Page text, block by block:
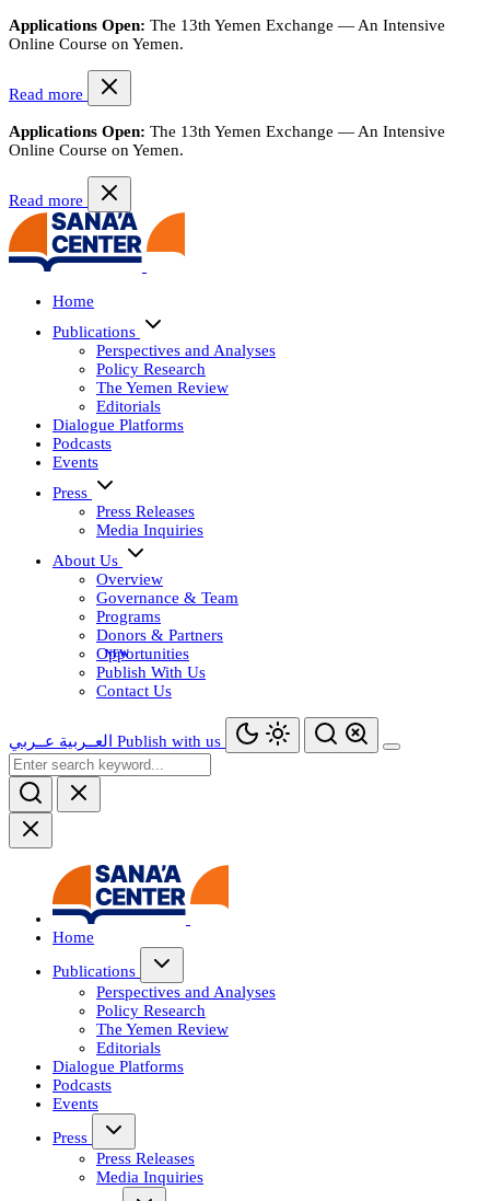
Applications Open: The 13th Yemen Exchange — An Intensive
Online Course on Yemen.
Read more
Applications Open: The 13th Yemen Exchange — An Intensive
Online Course on Yemen.
Read more
Home
Publications
Perspectives and Analyses
Policy Research
The Yemen Review
Editorials
Dialogue Platforms
Podcasts
Events
Press
Press Releases
Media Inquiries
About Us
Overview
Governance & Team
Programs
Donors & Partners
Opportunities
Publish With Us
Contact Us
العــربية عــربي Publish with us
Home
Publications
Perspectives and Analyses
Policy Research
The Yemen Review
Editorials
Dialogue Platforms
Podcasts
Events
Press
Press Releases
Media Inquiries